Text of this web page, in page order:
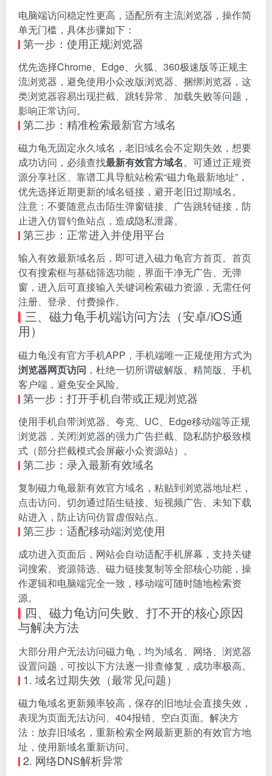
电脑端访问稳定性更高，适配所有主流浏览器，操作简
单无门槛，具体步骤如下：
第一步：使用正规浏览器
优先选择Chrome、Edge、火狐、360极速版等正规主
流浏览器，避免使用小众改版浏览器、捆绑浏览器，这
类浏览器容易出现拦截、跳转异常、加载失败等问题，
影响正常访问。
第二步：精准检索最新官方域名
磁力龟无固定永久域名，老旧域名会不定期失效，想要
成功访问，必须查找最新有效官方域名。可通过正规资
源分享社区、靠谱工具导航站检索“磁力龟最新地址”，
优先选择近期更新的域名链接，避开老旧过期域名。
注意：不要随意点击陌生弹窗链接、广告跳转链接，防
止进入仿冒钓鱼站点，造成隐私泄露。
第三步：正常进入并使用平台
输入有效最新域名后，即可进入磁力龟官方首页。首页
仅有搜索框与基础筛选功能，界面干净无广告、无弹
窗，进入后可直接输入关键词检索磁力资源，无需任何
注册、登录、付费操作。
三、磁力龟手机端访问方法（安卓/iOS通
用）
磁力龟没有官方手机APP，手机端唯一正规使用方式为
浏览器网页访问 ，杜绝一切所谓破解版、精简版、手机
客户端，避免安全风险。
第一步：打开手机自带或正规浏览器
使用手机自带浏览器、夸克、UC、Edge移动端等正规
浏览器，关闭浏览器的强力广告拦截、隐私防护极致模
式（部分拦截模式会屏蔽小众资源站）。
第二步：录入最新有效域名
复制磁力龟最新有效官方域名，粘贴到浏览器地址栏，
点击访问。切勿通过陌生链接、短视频广告、未知下载
站进入，防止访问仿冒虚假站点。
第三步：适配移动端浏览使用
成功进入页面后，网站会自动适配手机屏幕，支持关键
词搜索、资源筛选、磁力链接复制等全部核心功能，操
作逻辑和电脑端完全一致，移动端可随时随地检索资
源。
四、磁力龟访问失败、打不开的核心原因
与解决方法
大部分用户无法访问磁力龟，均为域名、网络、浏览器
设置问题，可按以下方法逐一排查修复，成功率极高。
1. 域名过期失效（最常见问题）
磁力龟域名更新频率较高，保存的旧地址会直接失效，
表现为页面无法访问、404报错、空白页面。解决方
法：放弃旧域名，重新检索全网最新更新的有效官方地
址，使用新域名重新访问。
2. 网络DNS解析异常